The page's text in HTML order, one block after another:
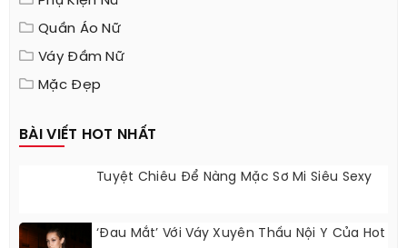
Phụ Kiện Nữ
Quần Áo Nữ
Váy Đầm Nữ
Mặc Đẹp
BÀI VIẾT HOT NHẤT
Tuyệt Chiêu Để Nàng Mặc Sơ Mi Siêu Sexy
‘Đau Mắt’ Với Váy Xuyên Thấu Nội Y Của Hot